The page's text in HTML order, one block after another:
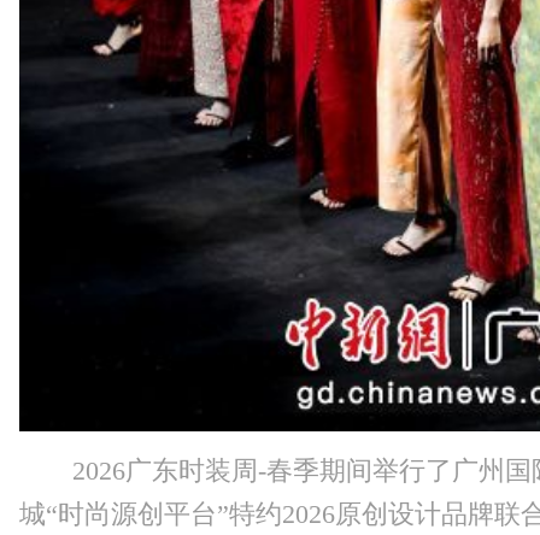
2026广东时装周-春季期间举行了广州国
城“时尚源创平台”特约2026原创设计品牌联